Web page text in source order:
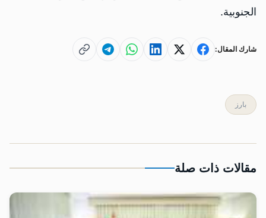
الجنوبية.
شارك المقال:
بارز
مقالات ذات صلة